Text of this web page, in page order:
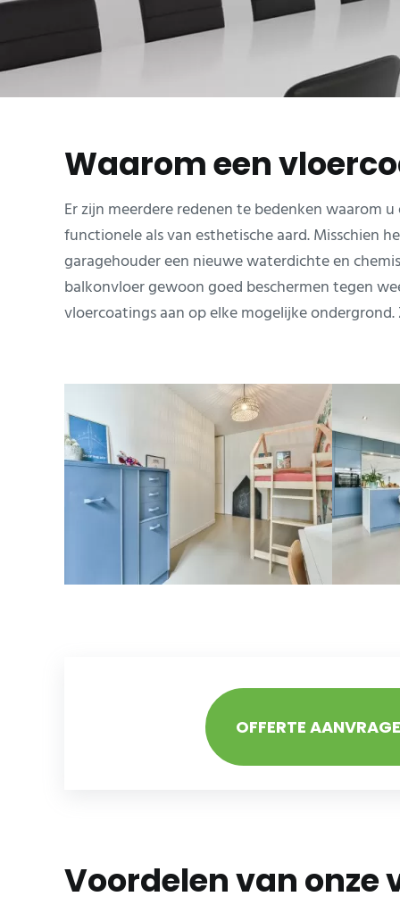
Waarom een
Er zijn meerdere redenen te bedenken waarom
functionele als van esthetische aard. Misschien
garagehouder een nieuwe waterdichte en
balkonvloer gewoon goed beschermen tegen
vloercoatings aan op elke mogelijke
OFFERTE
Voordelen van onze